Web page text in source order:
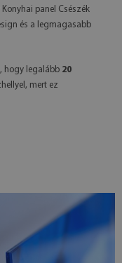
panel Csészék
és a legmagasabb
hogy legalább 20
mert ez